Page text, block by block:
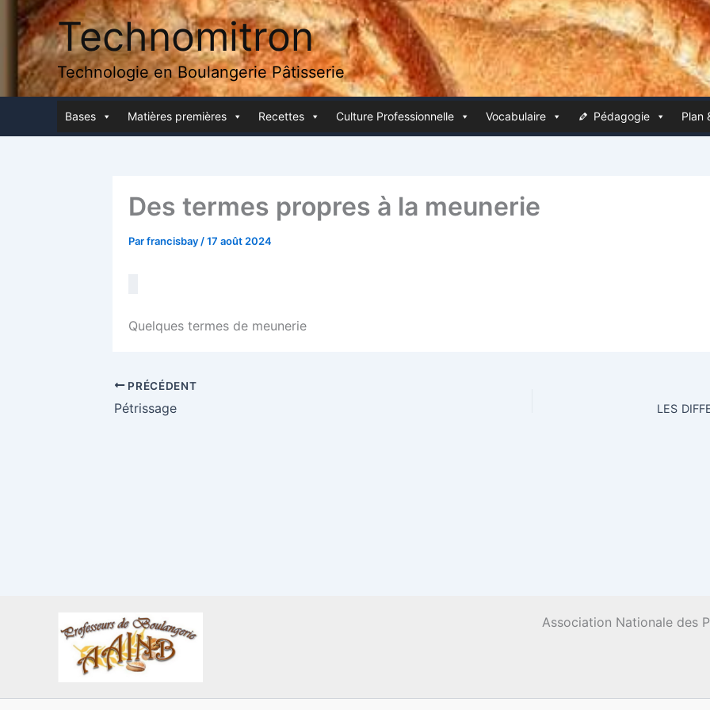
Aller
contenu
Technomitron
Technologie en Boulangerie Pâtisserie
Bases Matières pre­mières Recettes Culture Pro­fes­sion­nelle Voca­bu­laire Péda­go­gie Plan
Des termes propres à la meunerie
Parfrancisbay /17 août 2024
Quelques termes de meunerie
PRÉCÉDENT
Pétris­sage LES
Association Nationale des